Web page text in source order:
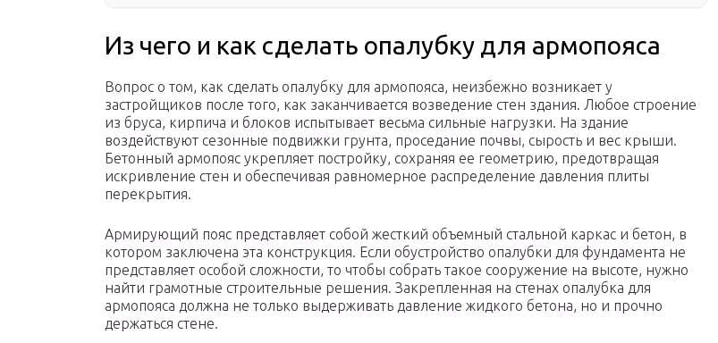
Из чего и как сделать опалубку для армопояса
Вопрос о том, как сделать опалубку для армопояса, неизбежно возникает у
застройщиков после того, как заканчивается возведение стен здания. Любое строение
из бруса, кирпича и блоков испытывает весьма сильные нагрузки. На здание
воздействуют сезонные подвижки грунта, проседание почвы, сырость и вес крыши.
Бетонный армопояс укрепляет постройку, сохраняя ее геометрию, предотвращая
искривление стен и обеспечивая равномерное распределение давления плиты
перекрытия.
Армирующий пояс представляет собой жесткий объемный стальной каркас и бетон, в
котором заключена эта конструкция. Если обустройство опалубки для фундамента не
представляет особой сложности, то чтобы собрать такое сооружение на высоте, нужно
найти грамотные строительные решения. Закрепленная на стенах опалубка для
армопояса должна не только выдерживать давление жидкого бетона, но и прочно
держаться стене.